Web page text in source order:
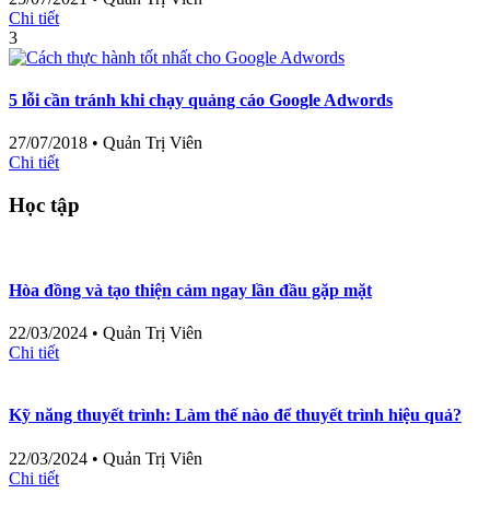
Chi tiết
3
5 lỗi cần tránh khi chạy quảng cáo Google Adwords
27/07/2018 • Quản Trị Viên
Chi tiết
Học tập
Hòa đồng và tạo thiện cảm ngay lần đầu gặp mặt
22/03/2024 • Quản Trị Viên
Chi tiết
Kỹ năng thuyết trình: Làm thế nào để thuyết trình hiệu quả?
22/03/2024 • Quản Trị Viên
Chi tiết